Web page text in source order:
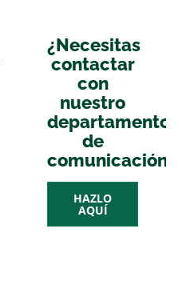
¿Necesitas
contactar
con
nuestro
departamento
de
comunicación?
HAZLO
AQUÍ